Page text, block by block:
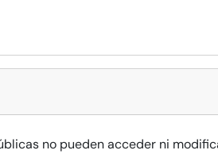
no pueden acceder ni